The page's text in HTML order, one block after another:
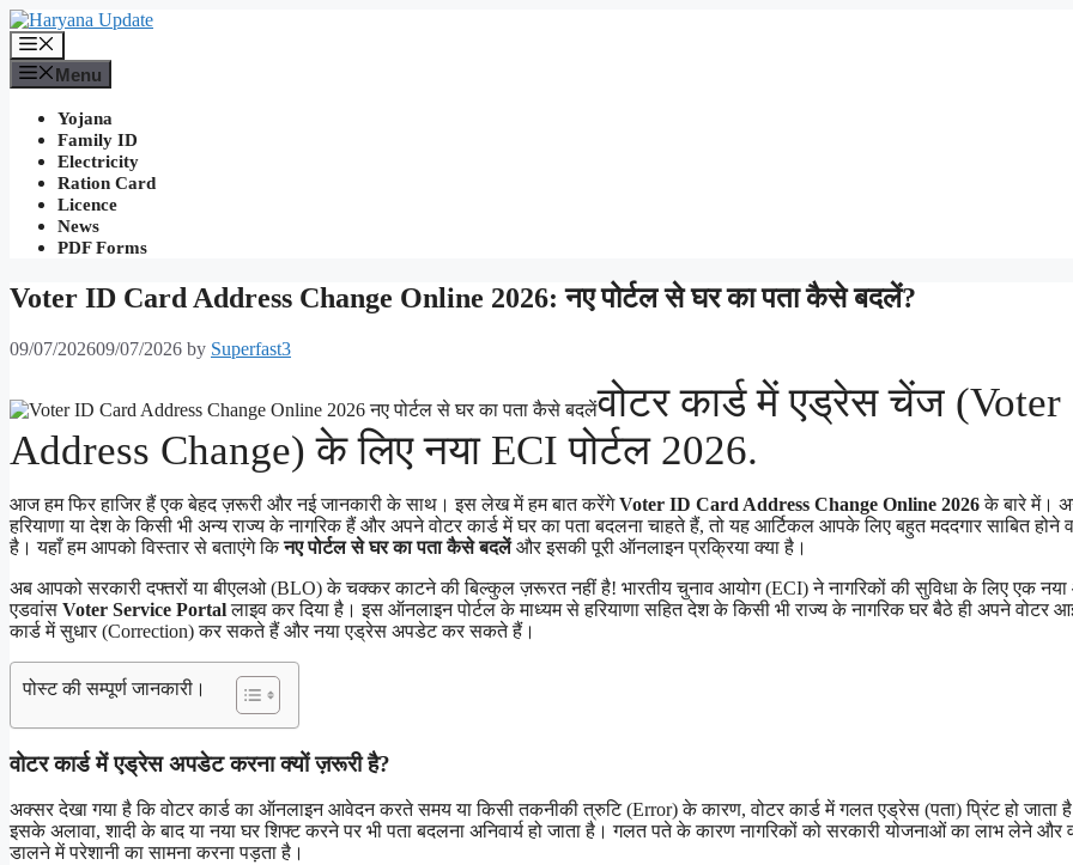
Skip
to
content
Menu
Yojana
Family ID
Electricity
Ration Card
Licence
News
PDF Forms
Voter ID Card Address Change Online 2026: नए पोर्टल से घर का पता कैसे बदलें?
09/07/202609/07/2026 by Superfast3
वोटर कार्ड में एड्रेस चेंज
Address Change) के लिए नया ECI पोर्टल 2026.
आज हम फिर हाजिर हैं एक बेहद ज़रूरी और नई जानकारी के साथ। इस लेख में हम बात करेंगेVoter ID Card Address Change Online 2026के बारे में।
हरियाणा या देश के किसी भी अन्य राज्य के नागरिक हैं और अपने वोटर कार्ड में घर का पता बदलना चाहते हैं, तो यह आर्टिकल आपके लिए बहुत मददगार साबित होने
है। यहाँ हम आपको विस्तार से बताएंगे किनए पोर्टल से घर का पता कैसे बदलेंऔर इसकी पूरी ऑनलाइन प्रक्रिया क्या है।
अब आपको सरकारी दफ्तरों या बीएलओ (BLO) के चक्कर काटने की बिल्कुल ज़रूरत नहीं है! भारतीय चुनाव आयोग (ECI) ने नागरिकों की सुविधा के लिए एक
एडवांस Voter Service Portalलाइव कर दिया है। इस ऑनलाइन पोर्टल के माध्यम से हरियाणा सहित देश के किसी भी राज्य के नागरिक घर बैठे ही अपने वोटर
कार्ड में सुधार (Correction) कर सकते हैं और नया एड्रेस अपडेट कर सकते हैं।
पोस्ट की सम्पूर्ण जानकारी।
वोटर कार्ड में एड्रेस अपडेट करना क्यों ज़रूरी है?
अक्सर देखा गया है कि वोटर कार्ड का ऑनलाइन आवेदन करते समय या किसी तकनीकी त्रुटि (Error) के कारण, वोटर कार्ड में गलत एड्रेस (पता) प्रिंट हो जाता
इसके अलावा, शादी के बाद या नया घर शिफ्ट करने पर भी पता बदलना अनिवार्य हो जाता है। गलत पते के कारण नागरिकों को सरकारी योजनाओं का लाभ लेने और
डालने में परेशानी का सामना करना पड़ता है।